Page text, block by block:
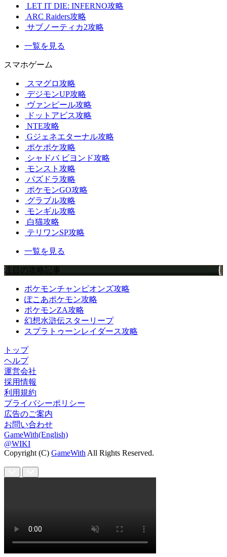
LET IT DIE: INFERNO攻略
ARC Raiders攻略
サブノーティカ2攻略
一覧を見る
スマホゲーム
スマグロ攻略
デジモンUP攻略
ヴァンピール攻略
ドットアビス攻略
NTE攻略
Gジェネエターナル攻略
ポケポケ攻略
シャドバ ビヨンド攻略
モンスト攻略
パズドラ攻略
ポケモンGO攻略
グラブル攻略
モンギル攻略
白猫攻略
テリワンSP攻略
一覧を見る
注目の攻略記事
ポケモンチャンピオンズ攻略
ぽこあポケモン攻略
ポケモンZA攻略
幻想水滸伝スターリープ
スプラトゥーンレイダース攻略
トップ
ヘルプ
運営会社
採用情報
利用規約
プライバシーポリシー
広告のご案内
お問い合わせ
GameWith(English)
@WIKI
Copyright (C) GameWith All Rights Reserved.